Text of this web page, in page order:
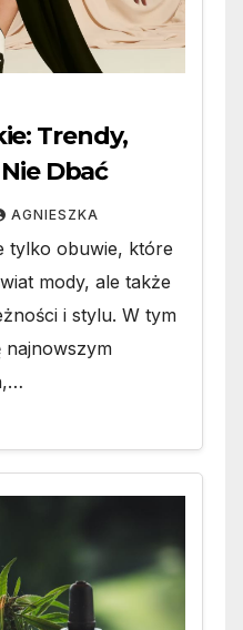
Trendy,
Dbać
AGNIESZKA
tylko obuwie, które
mody, ale także
i stylu. W tym